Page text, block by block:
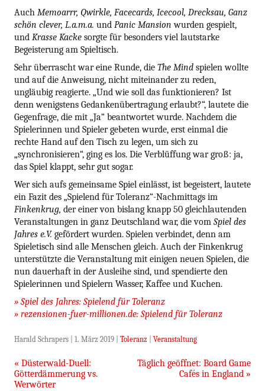
Auch Memoarrr, Qwirkle, Facecards, Icecool, Drecksau, Ganz
schön clever, L.a.m.a. und Panic Mansionwurden gespielt,
und Krasse Kacke sorgte für besonders viel lautstarke
Begeisterung am Spieltisch.
Sehr überrascht war eine Runde, die The Mind spielen wollte
und auf die Anweisung, nicht miteinander zu reden,
ungläubig reagierte. „Und wie soll das funktionieren? Ist
denn wenigstens Gedankenübertragung erlaubt?“, lautete die
Gegenfrage, die mit „Ja“ beantwortet wurde. Nachdem die
Spielerinnen und Spieler gebeten wurde, erst einmal die
rechte Hand auf den Tisch zu legen, um sich zu
„synchronisieren“, ging es los. Die Verblüffung war groß: ja,
das Spiel klappt, sehr gut sogar.
Wer sich aufs gemeinsame Spiel einlässt, ist begeistert, lautete
ein Fazit des „Spielend für Toleranz“-Nachmittags im
Finkenkrug, der einer von bislang knapp 50 gleichlautenden
Veranstaltungen in ganz Deutschland war, die vom Spiel des
Jahres e.V. gefördert wurden. Spielen verbindet, denn am
Spieletisch sind alle Menschen gleich. Auch der Finkenkrug
unterstützte die Veranstaltung mit einigen neuen Spielen, die
nun dauerhaft in der Ausleihe sind, und spendierte den
Spielerinnen und Spielern Wasser, Kaffee und Kuchen.
» Spiel des Jahres: Spielend für Toleranz
» rezensionen-fuer-millionen.de: Spielend für Toleranz
Harald Schrapers 1. März 2019 Toleranz Veranstaltung
Beitragsnavigation
« Düsterwald-Duell:
Götterdämmerung vs.
Werwörter
Täglich geöffnet: Board Game
Cafés in England »